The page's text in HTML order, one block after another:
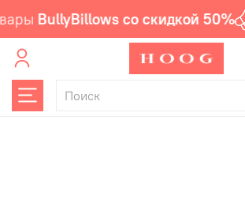
BullyBillows со скидкой 50%